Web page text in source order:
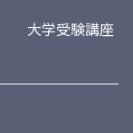
大学受験講座